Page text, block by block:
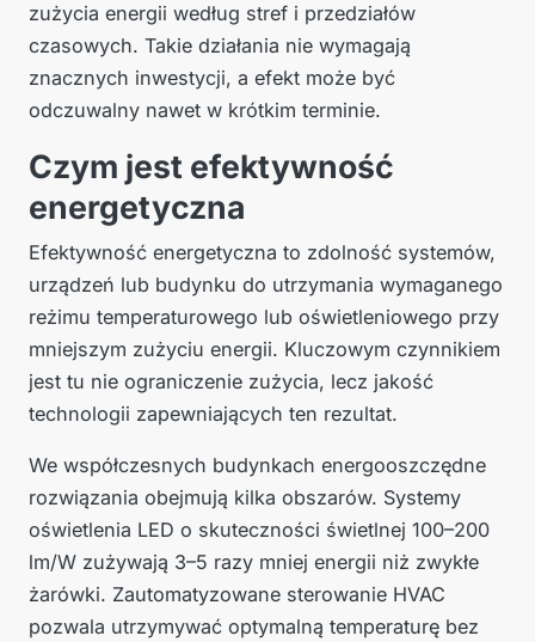
zużycia energii według stref i przedziałów
czasowych. Takie działania nie wymagają
znacznych inwestycji, a efekt może być
odczuwalny nawet w krótkim terminie.
Czym jest efektywność
energetyczna
Efektywność energetyczna to zdolność systemów,
urządzeń lub budynku do utrzymania wymaganego
reżimu temperaturowego lub oświetleniowego przy
mniejszym zużyciu energii. Kluczowym czynnikiem
jest tu nie ograniczenie zużycia, lecz jakość
technologii zapewniających ten rezultat.
We współczesnych budynkach energooszczędne
rozwiązania obejmują kilka obszarów. Systemy
oświetlenia LED o skuteczności świetlnej 100–200
lm/W zużywają 3–5 razy mniej energii niż zwykłe
żarówki. Zautomatyzowane sterowanie HVAC
pozwala utrzymywać optymalną temperaturę bez